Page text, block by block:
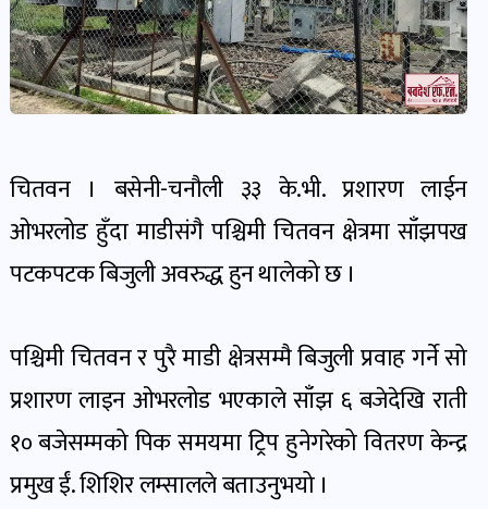
खबर
पोष्ट
कृषक
पोष्ट
पोष्ट
शिक्षा
पोष्ट
चितवन । बसेनी-चनौली ३३ के.भी. प्रशारण लाईन
ओभरलोड हुँदा माडीसंगै पश्चिमी चितवन क्षेत्रमा साँझपख
पटकपटक बिजुली अवरुद्ध हुन थालेको छ ।
पश्चिमी चितवन र पुरै माडी क्षेत्रसम्मै बिजुली प्रवाह गर्ने सो
प्रशारण लाइन ओभरलोड भएकाले साँझ ६ बजेदेखि राती
१० बजेसम्मको पिक समयमा ट्रिप हुनेगरेको वितरण केन्द्र
प्रमुख ईं. शिशिर लम्सालले बताउनुभयो ।